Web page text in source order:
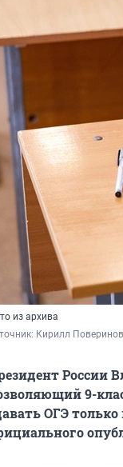
из архива
Кирилл
России
9-
ОГЭ